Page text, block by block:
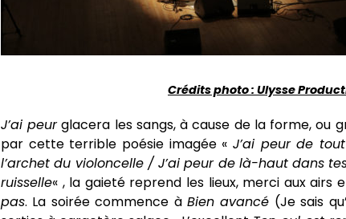
Crédits photo : Ulysse
J’ai peurglacera les sangs, à cause de la forme, ou
par cette terrible poésie imagée « J’ai peur de
l’archet du violoncelle /J’ai peur de là-haut dans
ruisselle« , la gaieté reprend les lieux, merci aux airs
pas. La soirée commence à Bien avancé (Je sais